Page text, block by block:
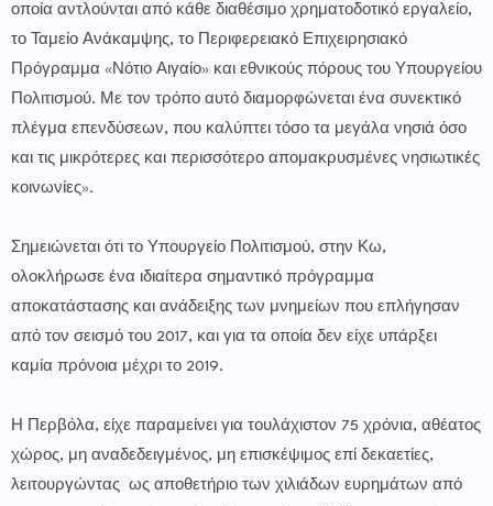
οποία αντλούνται από κάθε διαθέσιμο χρηματοδοτικό εργαλείο,
το Ταμείο Ανάκαμψης, το Περιφερειακό Επιχειρησιακό
Πρόγραμμα «Νότιο Αιγαίο» και εθνικούς πόρους του Υπουργείου
Πολιτισμού. Με τον τρόπο αυτό διαμορφώνεται ένα συνεκτικό
πλέγμα επενδύσεων, που καλύπτει τόσο τα μεγάλα νησιά όσο
και τις μικρότερες και περισσότερο απομακρυσμένες νησιωτικές
κοινωνίες».
Σημειώνεται ότι το Υπουργείο Πολιτισμού, στην Κω,
ολοκλήρωσε ένα ιδιαίτερα σημαντικό πρόγραμμα
αποκατάστασης και ανάδειξης των μνημείων που επλήγησαν
από τον σεισμό του 2017, και για τα οποία δεν είχε υπάρξει
καμία πρόνοια μέχρι το 2019.
Η Περβόλα, είχε παραμείνει για τουλάχιστον 75 χρόνια, αθέατος
χώρος, μη αναδεδειγμένος, μη επισκέψιμος επί δεκαετίες,
λειτουργώντας ως αποθετήριο των χιλιάδων ευρημάτων από